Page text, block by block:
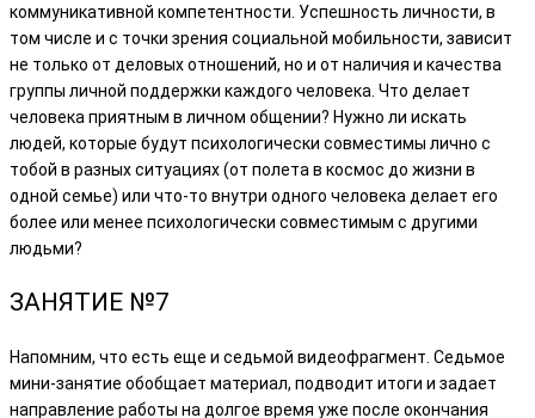
коммуникативной компетентности. Успешность личности, в
том числе и с точки зрения социальной мобильности, зависит
не только от деловых отношений, но и от наличия и качества
группы личной поддержки каждого человека. Что делает
человека приятным в личном общении? Нужно ли искать
людей, которые будут психологически совместимы лично с
тобой в разных ситуациях (от полета в космос до жизни в
одной семье) или что-то внутри одного человека делает его
более или менее психологически совместимым с другими
людьми?
ЗАНЯТИЕ №7
Напомним, что есть еще и седьмой видеофрагмент. Седьмое
мини-занятие обобщает материал, подводит итоги и задает
направление работы на долгое время уже после окончания